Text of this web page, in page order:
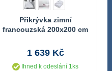
Přikrývka zimní
francouzská 200x200 cm
1 639 Kč
Ihned k odeslání 1ks